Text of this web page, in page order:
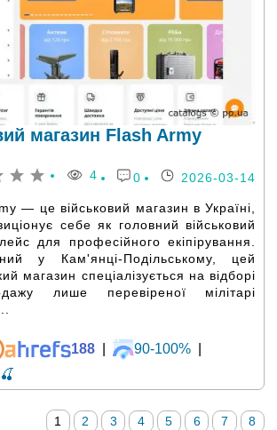
магазин Flash Army
4 0 2026-03-14
— це військовий магазин в Україні,
себе як головний військовий
для професійного екіпірування.
у Кам'янці-Подільському, цей
магазин спеціалізується на відборі
лише перевіреної мілітарі
188| 90-100%|
🍒
1 2 3 4 5 6 7 8